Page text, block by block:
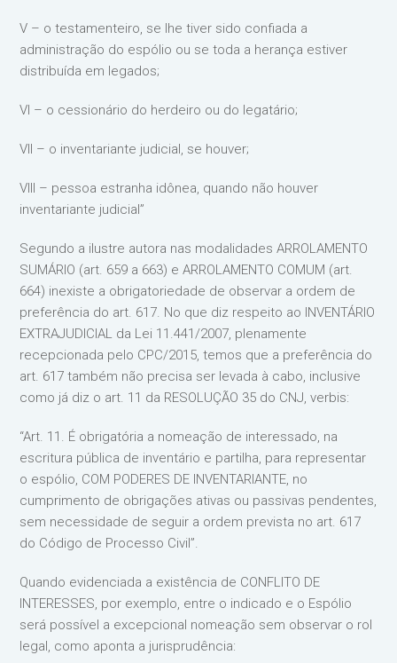
V – o testamenteiro, se lhe tiver sido confiada a
administração do espólio ou se toda a herança estiver
distribuída em legados;
VI – o cessionário do herdeiro ou do legatário;
VII – o inventariante judicial, se houver;
VIII – pessoa estranha idônea, quando não houver
inventariante judicial”
Segundo a ilustre autora nas modalidades ARROLAMENTO
SUMÁRIO (art. 659 a 663) e ARROLAMENTO COMUM (art.
664) inexiste a obrigatoriedade de observar a ordem de
preferência do art. 617. No que diz respeito ao INVENTÁRIO
EXTRAJUDICIAL da Lei 11.441/2007, plenamente
recepcionada pelo CPC/2015, temos que a preferência do
art. 617 também não precisa ser levada à cabo, inclusive
como já diz o art. 11 da RESOLUÇÃO 35 do CNJ, verbis:
“Art. 11. É obrigatória a nomeação de interessado, na
escritura pública de inventário e partilha, para representar
o espólio, COM PODERES DE INVENTARIANTE, no
cumprimento de obrigações ativas ou passivas pendentes,
sem necessidade de seguir a ordem prevista no art. 617
do Código de Processo Civil”.
Quando evidenciada a existência de CONFLITO DE
INTERESSES, por exemplo, entre o indicado e o Espólio
será possível a excepcional nomeação sem observar o rol
legal, como aponta a jurisprudência: